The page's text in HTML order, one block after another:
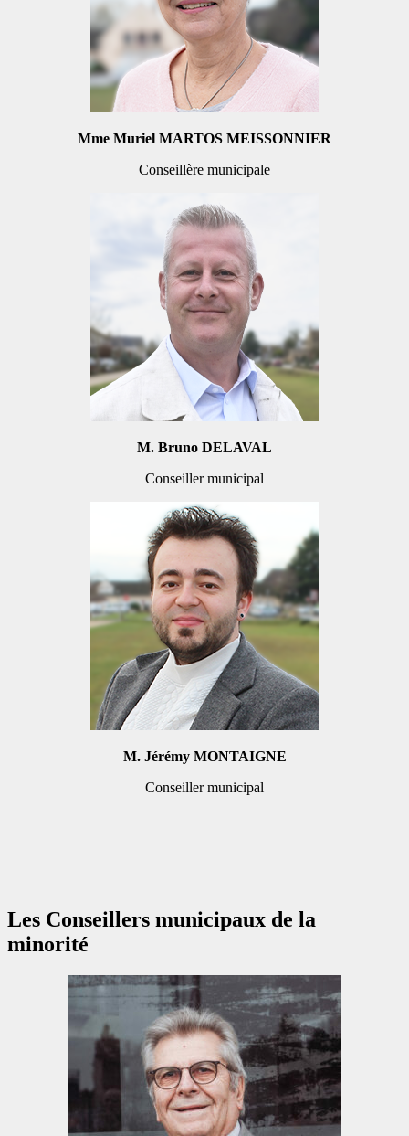
Mme Muriel MARTOS MEISSONNIER
Conseillère municipale
M. Bruno DELAVAL
Conseiller municipal
M. Jérémy MONTAIGNE
Conseiller municipal
Les Conseillers municipaux de la
minorité